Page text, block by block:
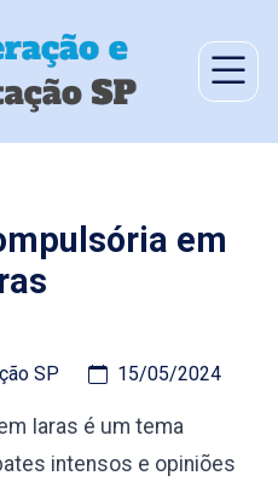
em
SP 15/05/2024
Iaras é um tema
intensos e opiniões